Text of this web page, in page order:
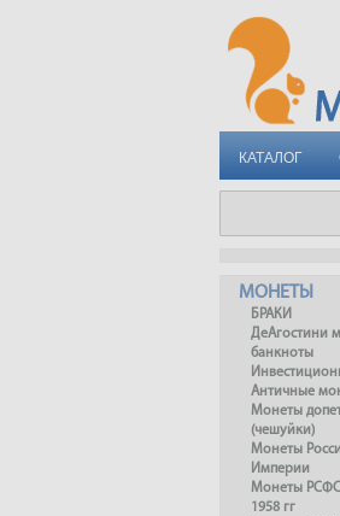
КАТАЛОГ
МОНЕТЫ
БРАКИ
ДеАгостини
банкноты
Античные
Монеты
(чешуйки)
Монеты
Империи
Монеты
1958 гг